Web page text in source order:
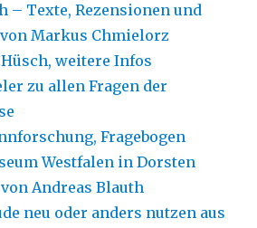
– Texte, Rezensionen und
Markus Chmielorz
weitere Infos
zu allen Fragen der
Fragebogen
Westfalen in Dorsten
Andreas Blauth
neu oder anders nutzen aus